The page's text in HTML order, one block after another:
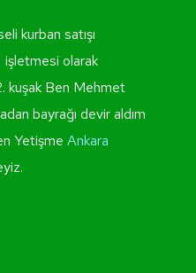
kurban satışı
işletmesi olarak
kuşak Ben Mehmet
bayrağı devir aldım
Yetişme Ankara